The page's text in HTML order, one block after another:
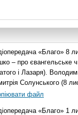
«Благо» 8
– про євангельське
і Лазаря).
Солунського (8
файл
«Благо» 1